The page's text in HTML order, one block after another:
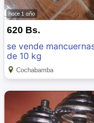
hace 1 año
620 Bs.
se vende
de 10 kg
Cochabamba